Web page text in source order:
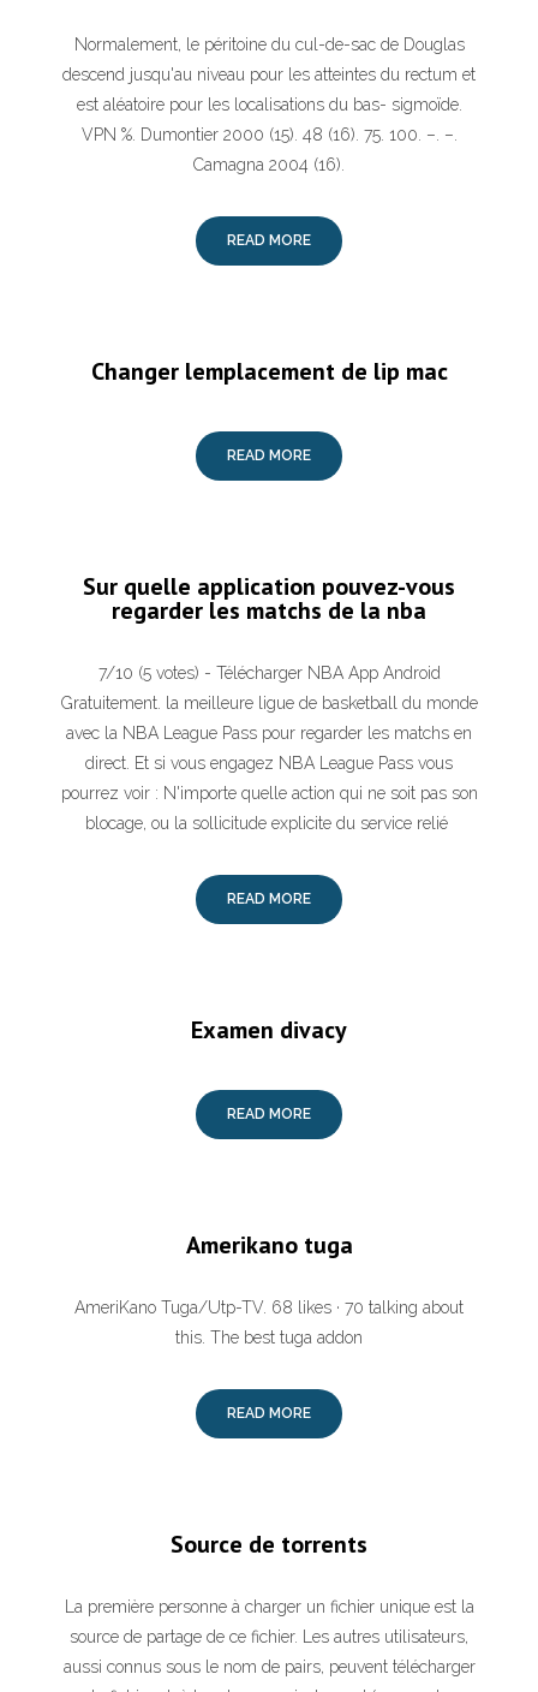
Normalement, le péritoine du cul-de-sac de Douglas
descend jusqu'au niveau pour les atteintes du rectum et
est aléatoire pour les localisations du bas- sigmoïde.
VPN %. Dumontier 2000 (15). 48 (16). 75. 100. –. –.
Camagna 2004 (16).
READ MORE
Changer lemplacement de lip mac
READ MORE
Sur quelle application pouvez-vous
regarder les matchs de la nba
7/10 (5 votes) - Télécharger NBA App Android
Gratuitement. la meilleure ligue de basketball du monde
avec la NBA League Pass pour regarder les matchs en
direct. Et si vous engagez NBA League Pass vous
pourrez voir : N'importe quelle action qui ne soit pas son
blocage, ou la sollicitude explicite du service relié
READ MORE
Examen divacy
READ MORE
Amerikano tuga
AmeriKano Tuga/Utp-TV. 68 likes · 70 talking about
this. The best tuga addon
READ MORE
Source de torrents
La première personne à charger un fichier unique est la
source de partage de ce fichier. Les autres utilisateurs,
aussi connus sous le nom de pairs, peuvent télécharger